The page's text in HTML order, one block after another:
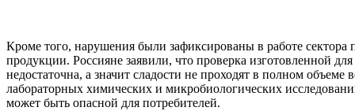
Кроме того, нарушения были зафиксированы в работе сектора
продукции. Россияне заявили, что проверка изготовленной
недостаточна, а значит сладости не проходят в полном объеме
лабораторных химических и микробиологических
может быть опасной для потребителей.